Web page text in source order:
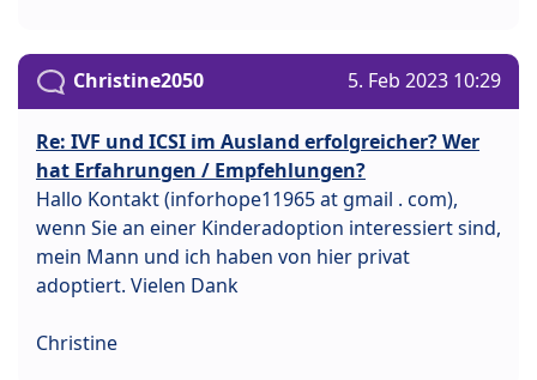
Christine2050 5. Feb 2023 10:29
Re: IVF und ICSI im Ausland erfolgreicher? Wer
hat Erfahrungen / Empfehlungen?
Hallo Kontakt (inforhope11965 at gmail . com),
wenn Sie an einer Kinderadoption interessiert sind,
mein Mann und ich haben von hier privat
adoptiert. Vielen Dank
Christine